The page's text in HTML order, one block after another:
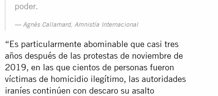
poder.
Agnès Callamard, Amnistía Internacional
“Es particularmente abominable que casi tres
años después de las protestas de noviembre de
2019, en las que cientos de personas fueron
víctimas de homicidio ilegítimo, las autoridades
iraníes continúen con descaro su asalto